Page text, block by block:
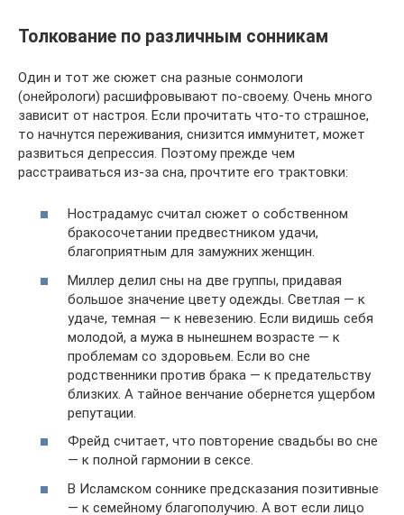
Толкование по различным сонникам
Один и тот же сюжет сна разные сонмологи
(онейрологи) расшифровывают по-своему. Очень много
зависит от настроя. Если прочитать что-то страшное,
то начнутся переживания, снизится иммунитет, может
развиться депрессия. Поэтому прежде чем
расстраиваться из-за сна, прочтите его трактовки:
Нострадамус считал сюжет о собственном
бракосочетании предвестником удачи,
благоприятным для замужних женщин.
Миллер делил сны на две группы, придавая
большое значение цвету одежды. Светлая — к
удаче, темная — к невезению. Если видишь себя
молодой, а мужа в нынешнем возрасте — к
проблемам со здоровьем. Если во сне
родственники против брака — к предательству
близких. А тайное венчание обернется ущербом
репутации.
Фрейд считает, что повторение свадьбы во сне
— к полной гармонии в сексе.
В Исламском соннике предсказания позитивные
— к семейному благополучию. А вот если лицо